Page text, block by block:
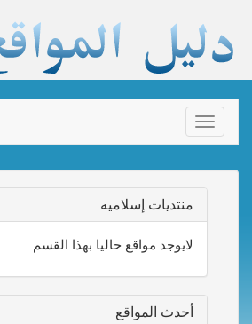
Toggle
navigation
منتديات إسلاميه
لايوجد مواقع حاليا بهذا القسم
أحدث المواقع